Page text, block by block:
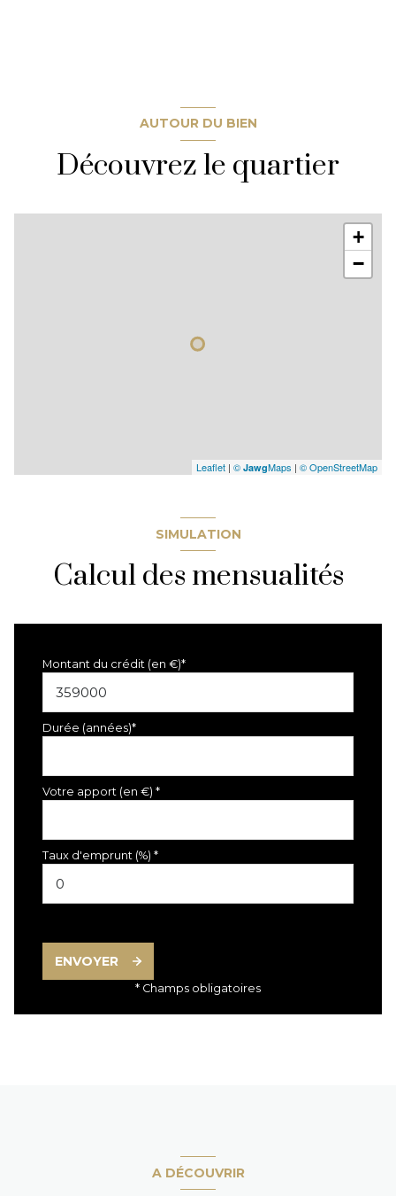
quartier Ferrières
AUTOUR DU BIEN
Découvrez le quartier
+
−
Leaflet | © JawgMaps | © OpenStreetMap
SIMULATION
Calcul des mensualités
Montant du crédit (en €)*
Durée (années)*
Votre apport (en €) *
Taux d'emprunt (%) *
ENVOYER
* Champs obligatoires
A DÉCOUVRIR